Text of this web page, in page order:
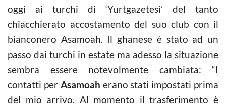
oggi ai turchi di ‘Yurtgazetesi’ del tanto
chiacchierato accostamento del suo club con il
bianconero Asamoah. Il ghanese è stato ad un
passo dai turchi in estate ma adesso la situazione
sembra essere notevolmente cambiata: “I
contatti per Asamoah erano stati impostati prima
del mio arrivo. Al momento il trasferimento è